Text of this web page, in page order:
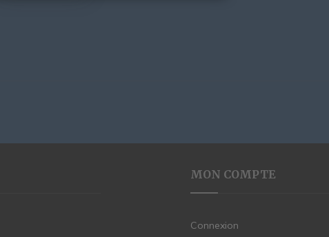
MON COMPTE
Connexion